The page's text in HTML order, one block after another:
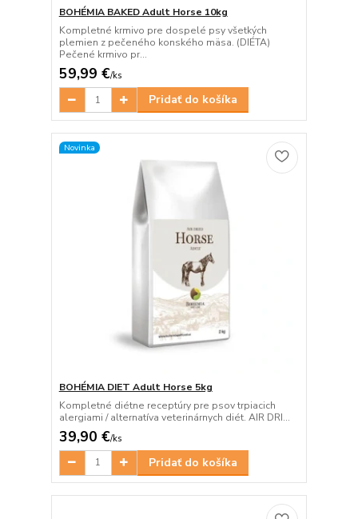
BOHÉMIA BAKED Adult Horse 10kg
Kompletné krmivo pre dospelé psy všetkých
plemien z pečeného konského mäsa. (DIÉTA)
Pečené krmivo pr...
59,99 €/ks
Pridať do košíka
Novinka
BOHÉMIA DIET Adult Horse 5kg
Kompletné diétne receptúry pre psov trpiacich
alergiami / alternatíva veterinárnych diét. AIR DRI...
39,90 €/ks
Pridať do košíka